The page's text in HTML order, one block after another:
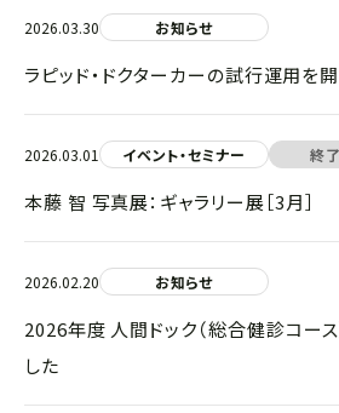
2026.03.30 お知らせ
ラピッド・ドクターカーの試行運用を
2026.03.01 イベント・セミナー 終
本藤 智 写真展：ギャラリー展［3月］
2026.02.20 お知らせ
2026年度 人間ドック（総合健診コー
した